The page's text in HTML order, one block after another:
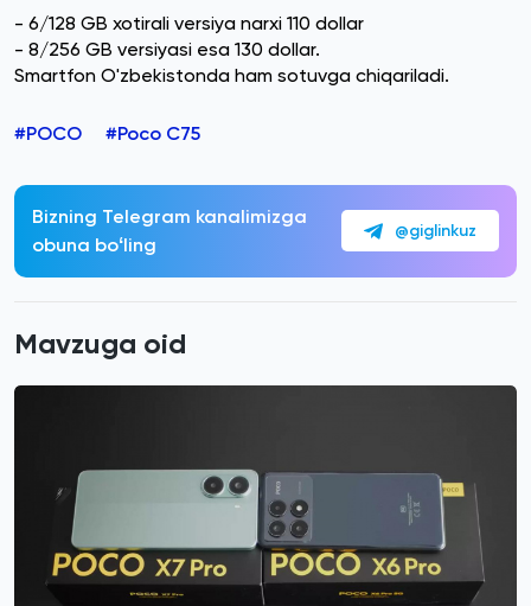
- 6/128 GB xotirali versiya narxi 110 dollar
- 8/256 GB versiyasi esa 130 dollar.
Smartfon O'zbekistonda ham sotuvga chiqariladi.
#POCO #Poco C75
Bizning Telegram kanalimizga
obuna boʻling
@giglinkuz
Mavzuga oid